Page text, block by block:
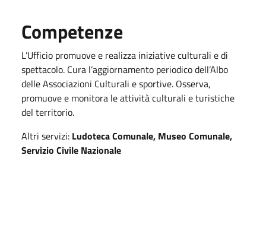
Competenze
L’Ufficio promuove e realizza iniziative culturali e di
spettacolo. Cura l’aggiornamento periodico dell’Albo
delle Associazioni Culturali e sportive. Osserva,
promuove e monitora le attività culturali e turistiche
del territorio.
Altri servizi: Ludoteca Comunale, Museo Comunale,
Servizio Civile Nazionale